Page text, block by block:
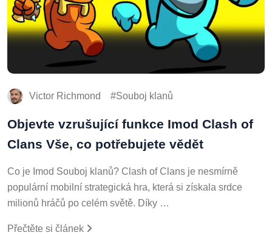
Victor Richmond Souboj klanů
Objevte vzrušující funkce Imod Clash of
Clans Vše, co potřebujete vědět
Co je Imod Souboj klanů? Clash of Clans je nesmírně
populární mobilní strategická hra, která si získala srdce
milionů hráčů po celém světě. Díky …
Přečtěte si článek